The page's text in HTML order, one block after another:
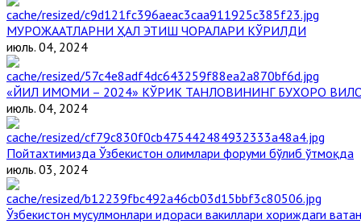
МУРОЖААТЛАРНИ ҲАЛ ЭТИШ ЧОРАЛАРИ КЎРИЛДИ
июль. 04, 2024
«ЙИЛ ИМОМИ – 2024» КЎРИК ТАНЛОВИНИНГ БУХОРО
июль. 04, 2024
Пойтахтимизда Ўзбекистон олимлари форуми бўлиб ўтмоқда
июль. 03, 2024
Ўзбекистон мусулмонлари идораси вакиллари хориждаги